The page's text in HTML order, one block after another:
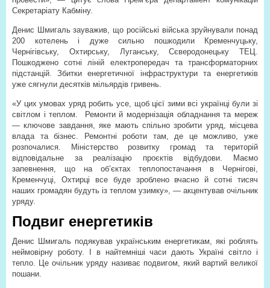
Секретаріату Кабміну.
Денис Шмигаль зауважив, що російські війська зруйнували понад
200 котелень і дуже сильно пошкодили Кременчуцьку,
Чернігівську, Охтирську, Луганську, Сєверодонецьку ТЕЦ.
Пошкоджено сотні ліній електропередач та трансформаторних
підстанцій. Збитки енергетичної інфраструктури та енергетиків
уже сягнули десятків мільярдів гривень.
«У цих умовах уряд робить усе, щоб цієї зими всі українці були зі
світлом і теплом.
Ремонти й модернізація обладнання та мереж
— ключове завдання, яке мають спільно зробити уряд, місцева
влада та бізнес. Ремонтні роботи там, де це можливо, уже
розпочалися. Міністерство розвитку громад та територій
відповідальне за реалізацію проєктів відбудови. Маємо
запевнення, що на об’єктах теплопостачання в Чернігові,
Кременчуці, Охтирці все буде зроблено вчасно й сотні тисяч
наших громадян будуть із теплом узимку», — акцентував очільник
уряду.
Подвиг енергетиків
Денис Шмигаль подякував українським енергетикам, які роблять
неймовірну роботу. І в найтемніші часи дають Україні світло і
тепло. Це очільник уряду називає подвигом, який вартий великої
пошани.